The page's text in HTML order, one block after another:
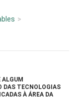
ALGUM
DAS TECNOLOGIAS
À ÁREA DA